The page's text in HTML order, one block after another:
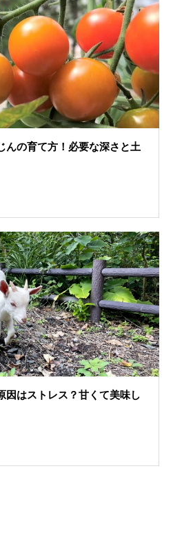
んの育て方！必要な深さと土
因はストレス？甘くて美味し